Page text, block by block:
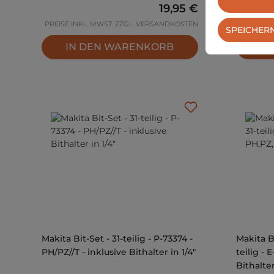
Regulärer Preis:
19,95 €
PREISE INKL. MWST. ZZGL. VERSANDKOSTEN
IN DEN WARENKORB
PREISE
Makita Bit-Set - 31-teilig - P-73374 -
PH/PZ//T - inklusive Bithalter in 1/4"
Makita
teilig - E-